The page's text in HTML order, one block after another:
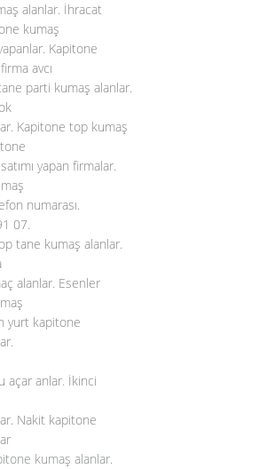
alanlar. İhracat
kumaş
Kapitone
avcı
parti kumaş alanlar.
Kapitone top kumaş
yapan firmalar.
numarası.
07.
tane kumaş alanlar.
alanlar. Esenler
yurt kapitone
açar anlar. İkinci
Nakit kapitone
kumaş alanlar.